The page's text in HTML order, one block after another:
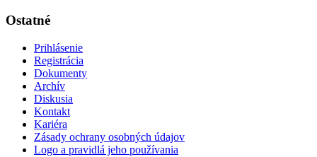
Ostatné
Prihlásenie
Registrácia
Dokumenty
Archív
Diskusia
Kontakt
Kariéra
Zásady ochrany osobných údajov
Logo a pravidlá jeho používania